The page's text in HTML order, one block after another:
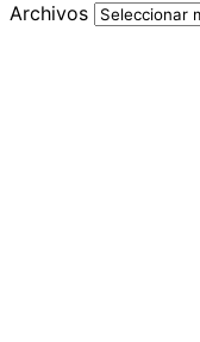
Archivos